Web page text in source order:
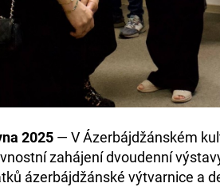
2025 — V Ázerbájdžánském
zahájení dvoudenní
ázerbájdžánské výtvarnice a